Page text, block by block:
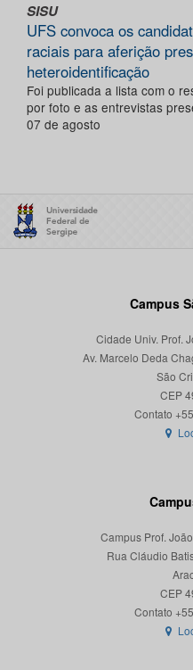
SISU
UFS convoca os
raciais para aferição
heteroidentificação
Foi publicada a lista com o
por foto e as entrevistas
07 de agosto
Campus
Cidade Univ. Prof.
Av. Marcelo Deda
São
CEP
Campus Prof.
Rua Cláudio
CEP